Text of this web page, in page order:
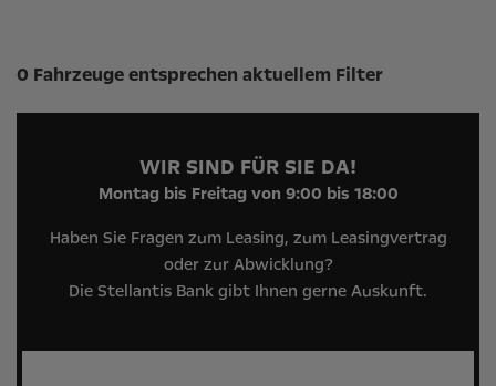
Suchergebnisse
0 Fahrzeuge entsprechen aktuellem Filter
WIR SIND FÜR SIE DA!
Montag bis Freitag von 9:00 bis 18:00
Haben Sie Fragen zum Leasing, zum Leasingvertrag
oder zur Abwicklung?
Die Stellantis Bank gibt Ihnen gerne Auskunft.